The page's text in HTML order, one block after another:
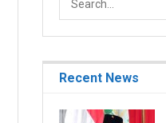
Recent News